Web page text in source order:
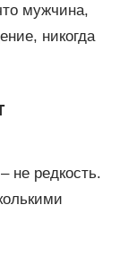
мужчина,
никогда
не редкость.